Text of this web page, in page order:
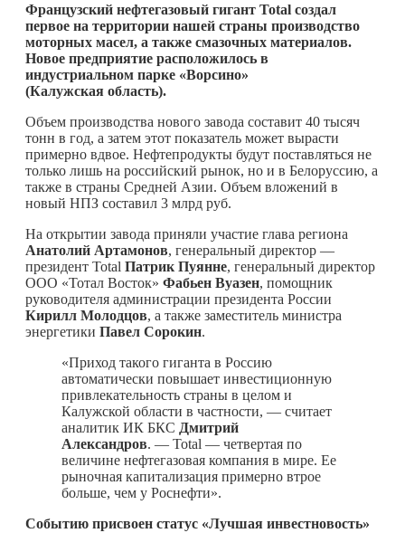
Французский нефтегазовый гигант Total создал
первое на территории нашей страны производство
моторных масел, а также смазочных материалов.
Новое предприятие расположилось в
индустриальном парке «Ворсино»
(Калужская область).
Объем производства нового завода составит 40 тысяч
тонн в год, а затем этот показатель может вырасти
примерно вдвое. Нефтепродукты будут поставляться не
только лишь на российский рынок, но и в Белоруссию, а
также в страны Средней Азии. Объем вложений в
новый НПЗ составил 3 млрд руб.
На открытии завода приняли участие глава региона
Анатолий Артамонов, генеральный директор —
президент Total Патрик Пуянне, генеральный директор
ООО «Тотал Восток» Фабьен Вуазен, помощник
руководителя администрации президента России
Кирилл Молодцов, а также заместитель министра
энергетики Павел Сорокин.
«Приход такого гиганта в Россию
автоматически повышает инвестиционную
привлекательность страны в целом и
Калужской области в частности, — считает
аналитик ИК БКC Дмитрий
Александров. — Total — четвертая по
величине нефтегазовая компания в мире. Ее
рыночная капитализация примерно втрое
больше, чем у Роснефти».
Событию присвоен статус «Лучшая инвестновость»